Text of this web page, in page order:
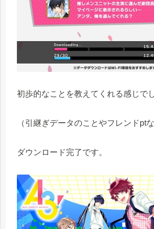
初歩的なことを教えてくれる感じでし
（引継ぎデータのことやフレンドptな
ダウンロード完了です。